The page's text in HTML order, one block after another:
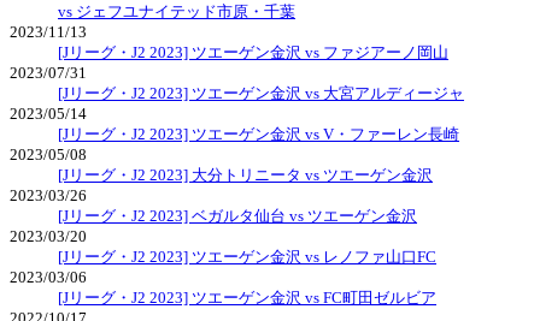
vs ジェフユナイテッド市原・千葉
2023/11/13
[Jリーグ・J2 2023] ツエーゲン金沢 vs ファジアーノ岡山
2023/07/31
[Jリーグ・J2 2023] ツエーゲン金沢 vs 大宮アルディージャ
2023/05/14
[Jリーグ・J2 2023] ツエーゲン金沢 vs V・ファーレン長崎
2023/05/08
[Jリーグ・J2 2023] 大分トリニータ vs ツエーゲン金沢
2023/03/26
[Jリーグ・J2 2023] ベガルタ仙台 vs ツエーゲン金沢
2023/03/20
[Jリーグ・J2 2023] ツエーゲン金沢 vs レノファ山口FC
2023/03/06
[Jリーグ・J2 2023] ツエーゲン金沢 vs FC町田ゼルビア